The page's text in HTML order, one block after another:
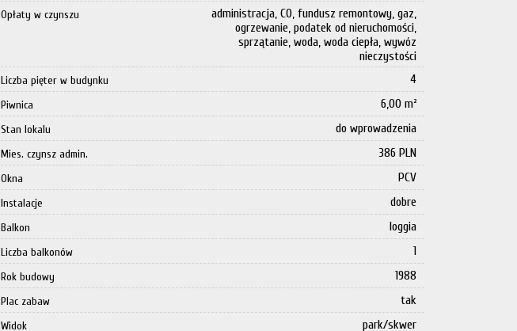
Opłaty w czynszu
administracja, CO, fundusz remontowy, gaz,
ogrzewanie, podatek od nieruchomości,
sprzątanie, woda, woda ciepła, wywóz
nieczystości
Liczba pięter w budynku 4
Piwnica 6,00 m²
Stan lokalu do wprowadzenia
Mies. czynsz admin. 386 PLN
Okna PCV
Instalacje dobre
Balkon loggia
Liczba balkonów 1
Rok budowy 1988
Plac zabaw tak
Widok park/skwer